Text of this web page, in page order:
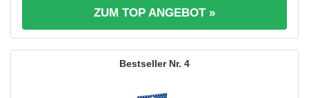
ZUM TOP ANGEBOT »
4